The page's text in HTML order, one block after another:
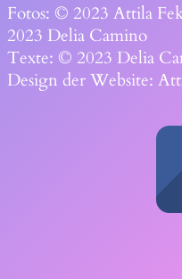
Fotos: © 2023 Attila
2023 Delia Camino
Texte: © 2023 Delia
Design der Website: